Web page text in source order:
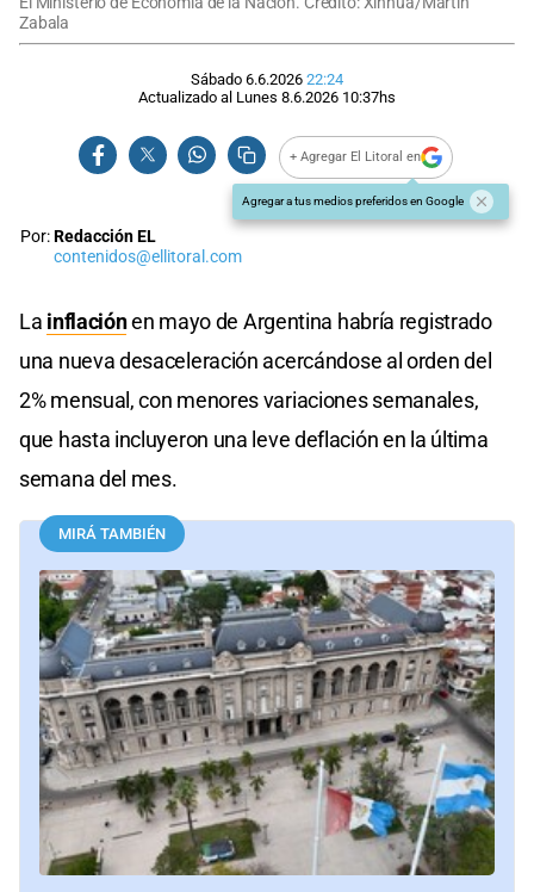
Zabala
Sábado 6.6.2026 22:24
Actualizado al Lunes 8.6.2026 10:37hs
+ Agregar El Litoral en
Agregar a tus medios preferidos en Google
Por:Redacción EL
contenidos@ellitoral.com
La inflaciónen mayo de Argentina habría registrado
una nueva desaceleración acercándose al orden del
2% mensual, con menores variaciones semanales,
que hasta incluyeron una leve deflación en la última
semana del mes.
MIRÁ TAMBIÉN